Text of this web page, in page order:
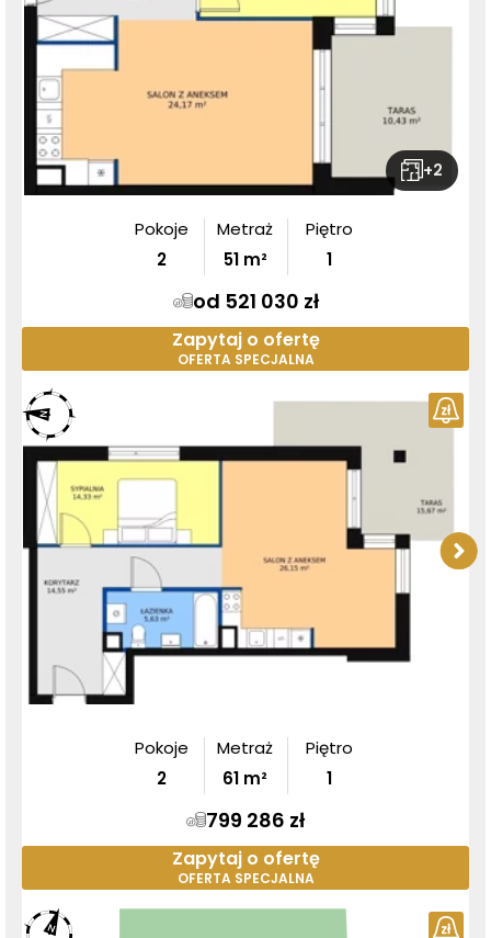
+2
Pokoje
2
Metraż
51m²
Piętro
1
od 521 030 zł
Zapytaj o ofertę
OFERTA SPECJALNA
Pokoje
2
Metraż
61 m²
Piętro
1
799 286 zł
Zapytaj o ofertę
OFERTA SPECJALNA